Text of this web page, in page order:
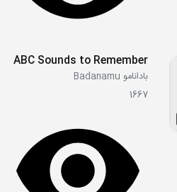
ABC Sounds to Remember
بادانامو Badanamu
1667